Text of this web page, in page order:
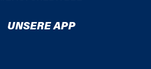
UNSERE APP